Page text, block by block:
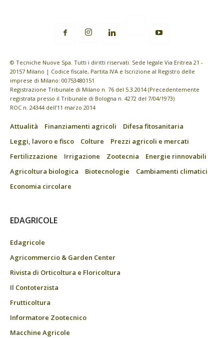
© Tecniche Nuove Spa. Tutti i diritti riservati. Sede legale Via Eritrea 21 -
20157 Milano | Codice fiscale, Partita IVA e Iscrizione al Registro delle
imprese di Milano: 00753480151
Registrazione Tribunale di Milano n. 76 del 5.3.2014 (Precedentemente
registrata presso il Tribunale di Bologna n. 4272 del 7/04/1973)
ROC n. 24344 dell’11 marzo 2014
Attualità Finanziamenti agricoli
Difesa fitosanitaria
Leggi, lavoro e fisco
Colture
Prezzi agricoli e mercati
Fertilizzazione
Irrigazione Zootecnia
Energie rinnovabili
Agricoltura biologica
Biotecnologie
Cambiamenti climatici
Economia circolare
EDAGRICOLE
Edagricole
Agricommercio & Garden Center
Rivista di Orticoltura e Floricoltura
Il Contoterzista
Frutticoltura
Informatore Zootecnico
Macchine Agricole